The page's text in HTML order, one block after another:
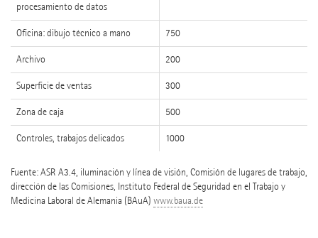
procesamiento de datos
Oficina: dibujo técnico a mano 750
Archivo 200
Superficie de ventas 300
Zona de caja 500
Controles, trabajos delicados 1000
Fuente: ASR A3.4, iluminación y línea de visión, Comisión de lugares de trabajo,
dirección de las Comisiones, Instituto Federal de Seguridad en el Trabajo y
Medicina Laboral de Alemania (BAuA) www.baua.de